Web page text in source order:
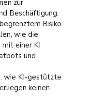
zur
Beschäftigung.
Risiko
wie die
mit einer KI
und
wie KI-gestützte
keinen